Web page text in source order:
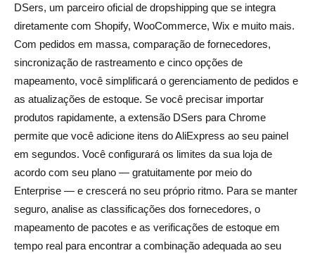
DSers, um parceiro oficial de dropshipping que se integra
diretamente com Shopify, WooCommerce, Wix e muito mais.
Com pedidos em massa, comparação de fornecedores,
sincronização de rastreamento e cinco opções de
mapeamento, você simplificará o gerenciamento de pedidos e
as atualizações de estoque. Se você precisar importar
produtos rapidamente, a extensão DSers para Chrome
permite que você adicione itens do AliExpress ao seu painel
em segundos. Você configurará os limites da sua loja de
acordo com seu plano — gratuitamente por meio do
Enterprise — e crescerá no seu próprio ritmo. Para se manter
seguro, analise as classificações dos fornecedores, o
mapeamento de pacotes e as verificações de estoque em
tempo real para encontrar a combinação adequada ao seu